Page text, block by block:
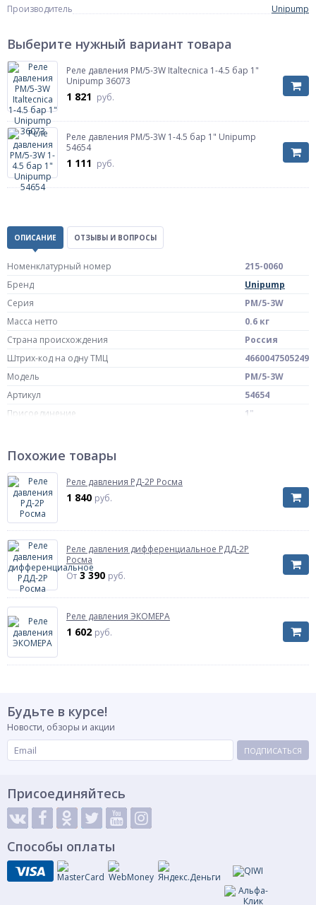
Производитель Unipump
Выберите нужный вариант товара
Реле давления РМ/5-3W Italtecnica 1-4.5 бар 1"
Unipump 36073
1 821 руб.
Реле давления РМ/5-3W 1-4.5 бар 1" Unipump
54654
1 111 руб.
ОПИСАНИЕ ОТЗЫВЫ И ВОПРОСЫ
Номенклатурный номер
215-0060
Бренд
Unipump
Серия
РМ/5-3W
Масса нетто
0.6 кг
Страна происхождения
Россия
Штрих-код на одну ТМЦ
4660047505249
Модель
РМ/5-3W
Артикул
54654
Присоединение
1"
Единица измерения давления
Диапазон настройки
Нижний и верхний предел настройки давления.
Похожие товары
Реле давления РД-2Р Росма
1 840 руб.
Реле давления дифференциальное РДД-2Р
Росма
От3 390 руб.
Реле давления ЭКОМЕРА
1 602 руб.
Будьте в курсе!
Новости, обзоры и акции
ПОДПИСАТЬСЯ
Присоединяйтесь
Способы оплаты